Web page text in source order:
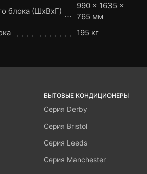
блока (ШxВxГ)
990 × 1635 ×
765 мм
195 кг
БЫТОВЫЕ КОНДИЦИОНЕРЫ
Серия Derby
Серия Bristol
Серия Leeds
Серия Manchester